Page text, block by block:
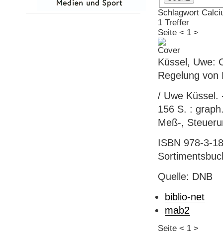
Schlagwort
1 Treffer
Seite < 1 >
Küssel, Uwe:
Regelung von
/ Uwe Küssel.
156 S. :
Meß-,
ISBN 978-3-
Quelle: DNB
biblio-net
mab2
Seite < 1 >